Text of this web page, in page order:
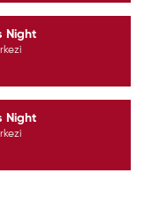
Night
Night